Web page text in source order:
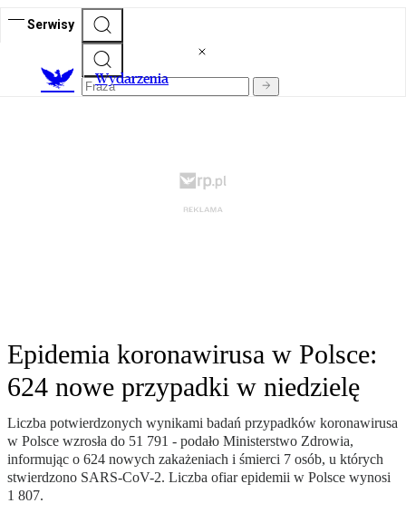
Serwisy
Wydarzenia
Epidemia koronawirusa w Polsce:
624 nowe przypadki w niedzielę
Liczba potwierdzonych wynikami badań przypadków koronawirusa
w Polsce wzrosła do 51 791 - podało Ministerstwo Zdrowia,
informując o 624 nowych zakażeniach i śmierci 7 osób, u których
stwierdzono SARS-CoV-2. Liczba ofiar epidemii w Polsce wynosi
1 807.